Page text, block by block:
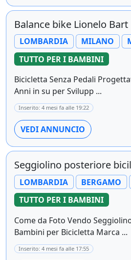
Balance bike Lionelo Bart
LOMBARDIA MILANO
TUTTO PER I BAMBINI
Bicicletta Senza Pedali
Anni in su per Svilupp ...
Inserito: 4 mesi fa alle 19:22
VEDI ANNUNCIO
Seggiolino posteriore
LOMBARDIA BERGAMO
TUTTO PER I BAMBINI
Come da Foto Vendo
Bambini per Bicicletta Marca ...
Inserito: 4 mesi fa alle 17:55